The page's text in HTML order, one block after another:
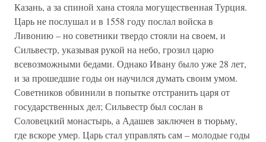
Казань, а за спиной хана стояла могущественная Турция.
Царь не послушал и в 1558 году послал войска в
Ливонию – но советники твердо стояли на своем, и
Сильвестр, указывая рукой на небо, грозил царю
всевозможными бедами. Однако Ивану было уже 28 лет,
и за прошедшие годы он научился думать своим умом.
Советников обвинили в попытке отстранить царя от
государственных дел; Сильвестр был сослан в
Соловецкий монастырь, а Адашев заключен в тюрьму,
где вскоре умер. Царь стал управлять сам – молодые годы